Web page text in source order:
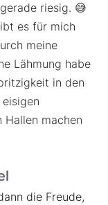
riesig. 😅
es für mich
meine
Lähmung habe
in den
Hallen machen
die Freude,